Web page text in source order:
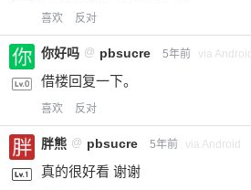
喜欢 反对
你好吗 @ pbsucre 5年前 via Android
借楼回复一下。
喜欢 反对
胖熊 @ pbsucre 5年前 via Android
真的很好看 谢谢